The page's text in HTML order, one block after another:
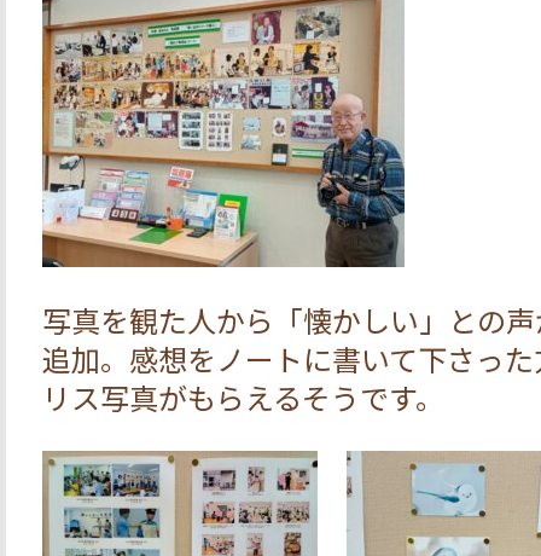
写真を観た人から「懐かしい」との
追加。感想をノートに書いて下さっ
リス写真がもらえるそうです。